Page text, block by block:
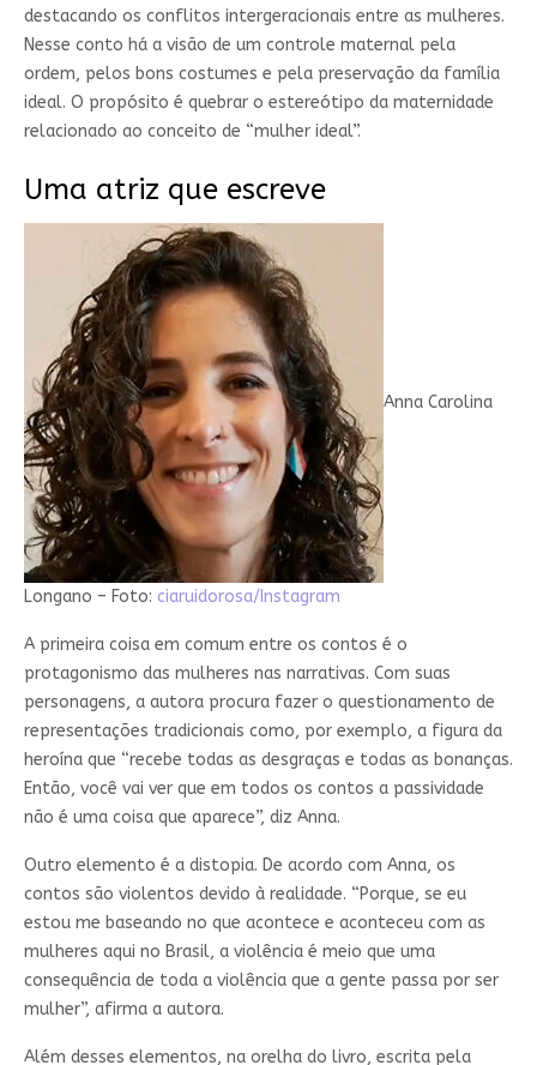
destacando os conflitos intergeracionais entre as mulheres.
Nesse conto há a visão de um controle maternal pela
ordem, pelos bons costumes e pela preservação da família
ideal. O propósito é quebrar o estereótipo da maternidade
relacionado ao conceito de “mulher ideal”.
Uma atriz que escreve
Anna Carolina
Longano – Foto: ciaruidorosa/Instagram
A primeira coisa em comum entre os contos é o
protagonismo das mulheres nas narrativas. Com suas
personagens, a autora procura fazer o questionamento de
representações tradicionais como, por exemplo, a figura da
heroína que “recebe todas as desgraças e todas as bonanças.
Então, você vai ver que em todos os contos a passividade
não é uma coisa que aparece”, diz Anna.
Outro elemento é a distopia. De acordo com Anna, os
contos são violentos devido à realidade. “Porque, se eu
estou me baseando no que acontece e aconteceu com as
mulheres aqui no Brasil, a violência é meio que uma
consequência de toda a violência que a gente passa por ser
mulher”, afirma a autora.
Além desses elementos, na orelha do livro, escrita pela